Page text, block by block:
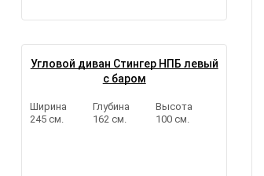
Угловой диван Стингер НПБ левый
с баром
Ширина
245 см.
Глубина
162 см.
Высота
100 см.